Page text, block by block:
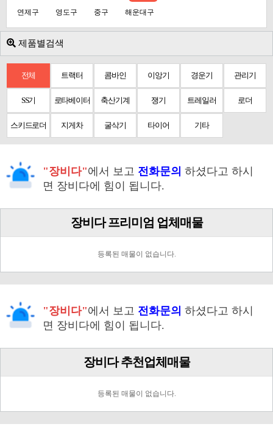
연제구 영도구 중구 해운대구
제품별검색
전체 트랙터 콤바인 이앙기 경운기 관리기
SS기 로타베이터 축산기계 쟁기 트레일러 로더
스키드로더 지게차 굴삭기 타이어 기타
"장비다"에서 보고 전화문의 하셨다고 하시
면 장비다에 힘이 됩니다.
장비다 프리미엄 업체매물
등록된 매물이 없습니다.
"장비다"에서 보고 전화문의 하셨다고 하시
면 장비다에 힘이 됩니다.
장비다 추천업체매물
등록된 매물이 없습니다.